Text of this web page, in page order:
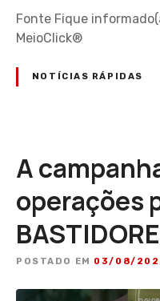
Fonte Fique
MeioClick®
NOTÍCIAS RÁPIDAS
A
operações
POSTADO EM 03/08/